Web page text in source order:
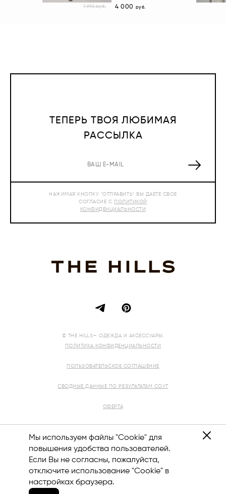
Мы используем файлы "Cookie" для
повышения удобства пользователей.
Если Вы не согласны, пожалуйста,
отключите использование "Cookie" в
настройках браузера.
7 990руб. 4 000 руб.
ТЕПЕРЬ ТВОЯ ЛЮБИМАЯ
РАССЫЛКА
НАЖИМАЯ КНОПКУ "ОТПРАВИТЬ" ВЫ ДАЕТЕ СВОЕ
СОГЛАСИЕ С ПОЛИТИКОЙ
КОНФИДЕНЦИАЛЬНОСТИ
© THE HILLS— ОДЕЖДА И АКСЕССУАРЫ.
ПОЛИТИКА КОНФИДЕНЦИАЛЬНОСТИ
ПОЛЬЗОВАТЕЛЬСКОЕ СОГЛАШЕНИЕ
СВОДНЫЕ ДАННЫЕ ПО РЕЗУЛЬТАТАМ СОУТ
ОФЕРТА
8 (800) 444-12-10